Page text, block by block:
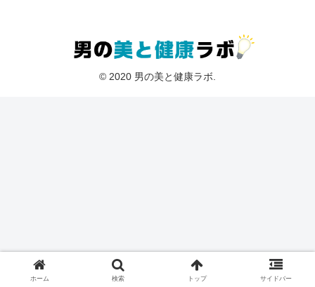
© 2020 男の美と健康ラボ.
ホーム 検索 トップ サイドバー